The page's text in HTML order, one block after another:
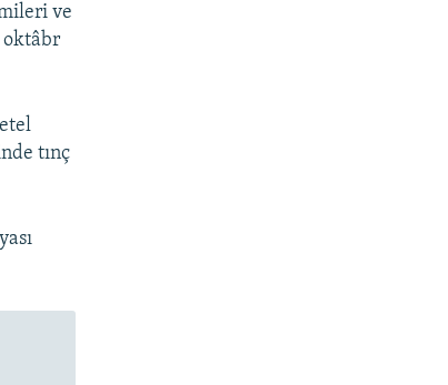
ve
oktâbr
tınç